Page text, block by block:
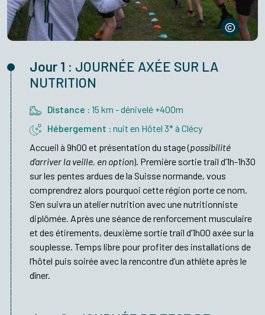
Jour 1 : JOURNÉE AXÉE SUR LA
NUTRITION
Distance : 15 km - dénivelé +400m
Hébergement : nuit en Hôtel 3* à Clécy
Accueil à 9h00 et présentation du stage (possibilité
d’arriver la veille, en option). Première sortie trail d’1h-1h30
sur les pentes ardues de la Suisse normande, vous
comprendrez alors pourquoi cette région porte ce nom.
S’en suivra un atelier nutrition avec une nutritionniste
diplômée. Après une séance de renforcement musculaire
et des étirements, deuxième sortie trail d’1h00 axée sur la
souplesse. Temps libre pour profiter des installations de
l’hôtel puis soirée avec la rencontre d’un athlète après le
dîner.